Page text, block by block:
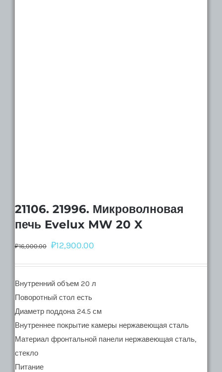
21106. 21996. Микроволновая
печь Evelux MW 20 X
₽16,000.00 ₽12,900.00
Внутренний объем 20 л
Поворотный стол есть
Диаметр поддона 24.5 см
Внутреннее покрытие камеры нержавеющая сталь
Материал фронтальной панели нержавеющая сталь,
стекло
Питание